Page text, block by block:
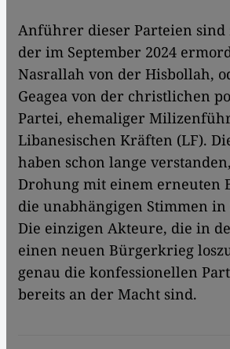
Anführer dieser Parteien sind
der im September 2024
Nasrallah von der Hisbollah,
Geagea von der christlichen
Partei, ehemaliger
Libanesischen Kräften (LF).
haben schon lange
Drohung mit einem erneuten
die unabhängigen Stimmen in
Die einzigen Akteure, die in
einen neuen Bürgerkrieg
genau die konfessionellen
bereits an der Macht sind.